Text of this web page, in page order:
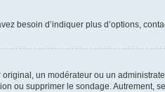
besoin d’indiquer plus d’options,
un modérateur ou un
ou supprimer le sondage.